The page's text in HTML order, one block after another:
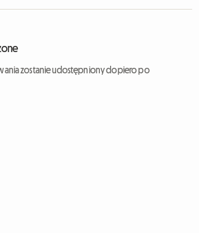
zostanie udostępniony dopiero po